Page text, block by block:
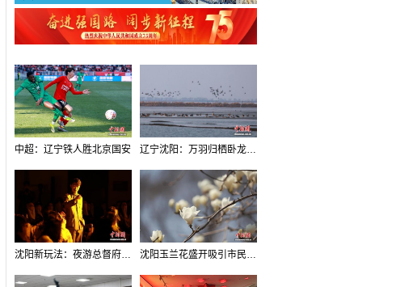
中超：辽宁铁人胜北京国安 辽宁沈阳：万羽归栖卧龙湖看群鸟齐飞
沈阳新玩法：夜游总督府，当一回“赴宴者” 沈阳玉兰花盛开吸引市民打卡